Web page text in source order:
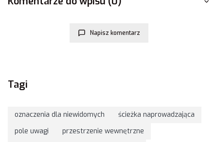
Napisz komentarz
Tagi
oznaczenia dla niewidomych
ścieżka naprowadzająca
pole uwagi
przestrzenie wewnętrzne